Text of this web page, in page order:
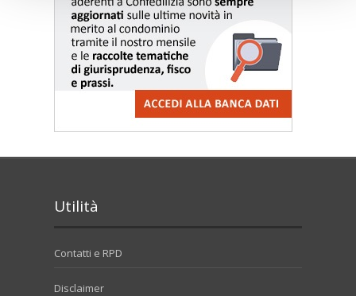
Utilità
Contatti e RPD
Disclaimer